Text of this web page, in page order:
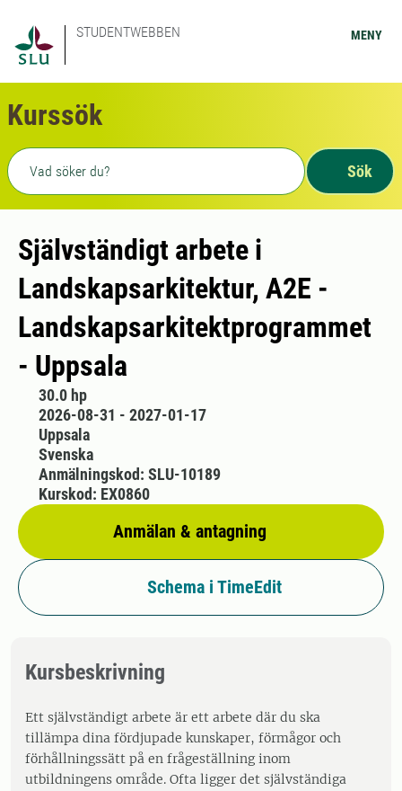
STUDENTWEBBEN MENY
Kurssök
Fritext sökning
Sök
Självständigt arbete i
Landskapsarkitektur, A2E -
Landskapsarkitektprogrammet
- Uppsala
30.0 hp
2026-08-31 - 2027-01-17
Uppsala
Svenska
Anmälan & antagning
Anmälningskod: SLU-10189
Kurskod: EX0860
Schema i TimeEdit
Kursbeskrivning
Ett självständigt arbete är ett arbete där du ska
tillämpa dina fördjupade kunskaper, förmågor och
förhållningssätt på en frågeställning inom
utbildningens område. Ofta ligger det självständiga